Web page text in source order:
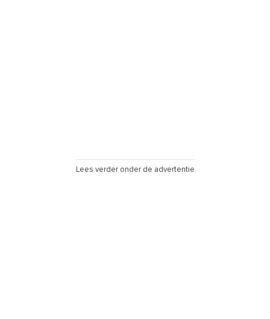
Lees verder onder de advertentie